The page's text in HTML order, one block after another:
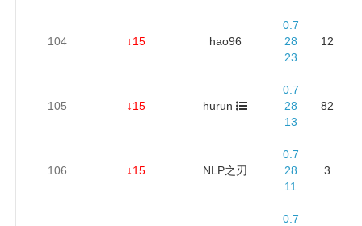
104 ↓15 hao96
0.7
28
23
12
105 ↓15 hurun
0.7
28
13
82
106 ↓15 NLP之刃
0.7
28
11
3
0.7